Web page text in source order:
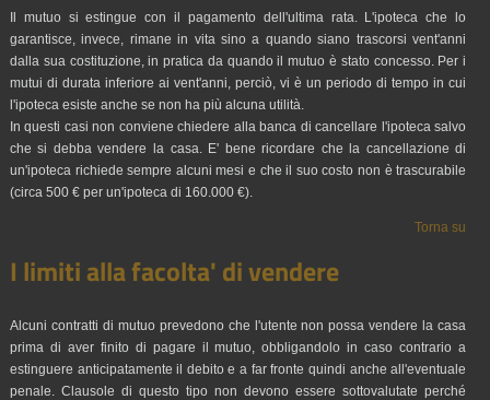
Il mutuo si estingue con il pagamento dell'ultima rata. L'ipoteca che lo
garantisce, invece, rimane in vita sino a quando siano trascorsi vent'anni
dalla sua costituzione, in pratica da quando il mutuo è stato concesso. Per i
mutui di durata inferiore ai vent'anni, perciò, vi è un periodo di tempo in cui
l'ipoteca esiste anche se non ha più alcuna utilità.
In questi casi non conviene chiedere alla banca di cancellare l'ipoteca salvo
che si debba vendere la casa. E' bene ricordare che la cancellazione di
un'ipoteca richiede sempre alcuni mesi e che il suo costo non è trascurabile
(circa 500 € per un'ipoteca di 160.000 €).
Torna su
I limiti alla facolta' di vendere
Alcuni contratti di mutuo prevedono che l'utente non possa vendere la casa
prima di aver finito di pagare il mutuo, obbligandolo in caso contrario a
estinguere anticipatamente il debito e a far fronte quindi anche all'eventuale
penale. Clausole di questo tipo non devono essere sottovalutate perché